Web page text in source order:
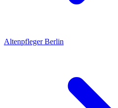
Altenpfleger Berlin